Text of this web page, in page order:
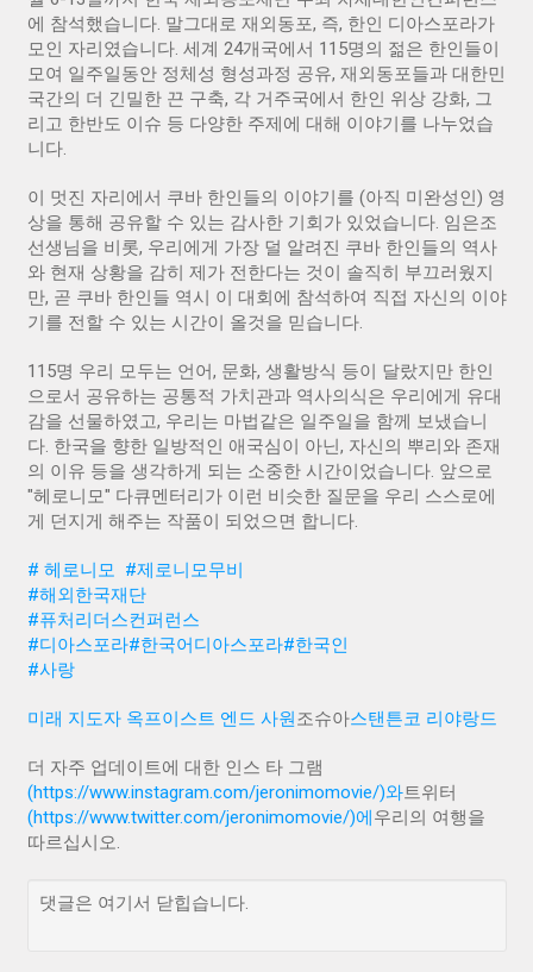
에 참석했습니다. 말그대로 재외동포, 즉, 한인 디아스포라가
모인 자리였습니다. 세계 24개국에서 115명의 젊은 한인들이
모여 일주일동안 정체성 형성과정 공유, 재외동포들과 대한민
국간의 더 긴밀한 끈 구축, 각 거주국에서 한인 위상 강화, 그
리고 한반도 이슈 등 다양한 주제에 대해 이야기를 나누었습
니다.
이 멋진 자리에서 쿠바 한인들의 이야기를 (아직 미완성인) 영
상을 통해 공유할 수 있는 감사한 기회가 있었습니다. 임은조
선생님을 비롯, 우리에게 가장 덜 알려진 쿠바 한인들의 역사
와 현재 상황을 감히 제가 전한다는 것이 솔직히 부끄러웠지
만, 곧 쿠바 한인들 역시 이 대회에 참석하여 직접 자신의 이야
기를 전할 수 있는 시간이 올것을 믿습니다.
115명 우리 모두는 언어, 문화, 생활방식 등이 달랐지만 한인
으로서 공유하는 공통적 가치관과 역사의식은 우리에게 유대
감을 선물하였고, 우리는 마법같은 일주일을 함께 보냈습니
다. 한국을 향한 일방적인 애국심이 아닌, 자신의 뿌리와 존재
의 이유 등을 생각하게 되는 소중한 시간이었습니다. 앞으로
"헤로니모" 다큐멘터리가 이런 비슷한 질문을 우리 스스로에
게 던지게 해주는 작품이 되었으면 합니다.
# 헤로니모 #제로니모무비
#해외한국재단
#퓨처리더스컨퍼런스
#디아스포라#한국어디아스포라#한국인
#사랑
미래 지도자 옥프이스트 엔드 사원조슈아스탠튼코 리야랑드
더 자주 업데이트에 대한 인스 타 그램
(https://www.instagram.com/jeronimomovie/)와트위터
(https://www.twitter.com/jeronimomovie/)에우리의 여행을
따르십시오.
댓글은 여기서 닫힙습니다.